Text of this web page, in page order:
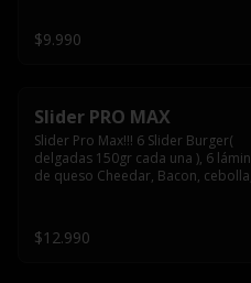
$9.990
Slider PRO MAX
Slider Pro Max!!! 6 Slider Burger(
delgadas 150gr cada una ), 6
de queso Cheedar, Bacon, cebolla,
$12.990